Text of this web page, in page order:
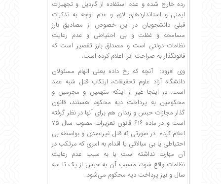
رده خارج شده و عدم استفاده از گاردیل و تجهیزات
ایمنی و استانداردهای لازم و عدم توجه به تذکرات
قبلی دانشجویان در این خصوص از مصادیق بارز
مسامحه و غفلت و بی احتیاطی و عدم رعایت
نظامات دولتی است و مصداق بارز تقصیر است که
قانونگذار به صراحت انرا اعلام کرده است.
وی افزود: آنچه که رخ داده یعنی اتهام مسئولان
دانشگاه آزاد علوم تحقیقات، ارتکاب قتل شبه عمد
است. در اینجا غیر از اینکه متهمین و مجرمین و
محکومین به پرداخت دیه محکوم هستند، قانون
گذار مجازات حبس و زندان هم برای آنها در نظر گرفته
است و در ماده ۶۱۶ قانون تعزیرات مصوب سال ۷۵
اعلام کرده در صورتی که قتل غیرعمدی و بواسطه بی
احتیاطی یا بی مبالاتی یا اقدام به امری که مرتکب در
آن مهارت نداشته است یا به سبب عدم رعایت
نظامات واقع شود، مسبب آن به حبس از یک تا سه
سال و نیز پرداخت دیه محکوم می‌شود.